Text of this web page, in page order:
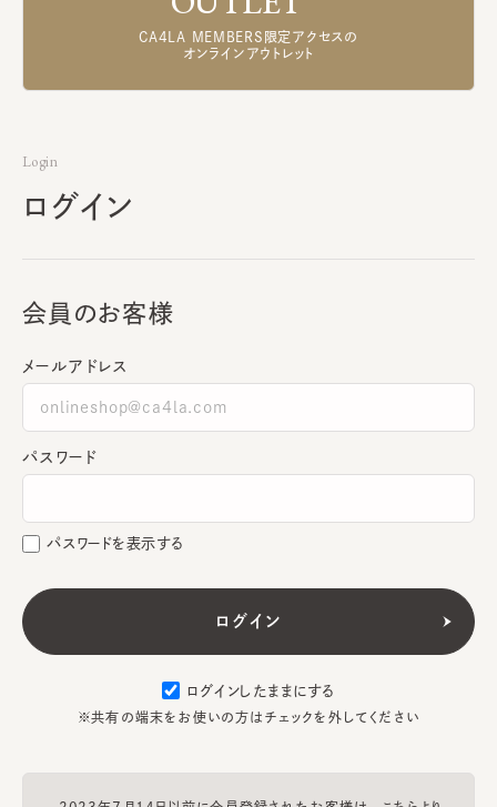
CA4LA MEMBERS限定アクセスの
オンラインアウトレット
Login
ログイン
会員のお客様
メールアドレス
パスワード
パスワードを表示する
ログインしたままにする
※共有の端末をお使いの方はチェックを外してください